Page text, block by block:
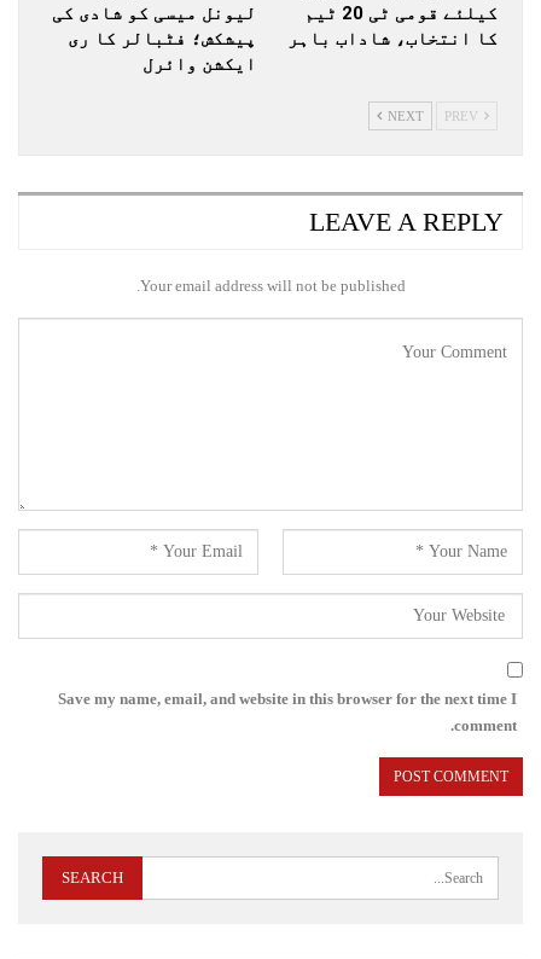
کیلئے قومی ٹی 20 ٹیم
کا انتخاب، شاداب باہر
لیونل میسی کو شادی کی
پیشکش؛ فٹبالر کا ری
ایکشن وائرل
NEXT
LEAVE A REPLY
Your email address will not be published.
Save my name, email, and website in this browser for the next time I
comment.